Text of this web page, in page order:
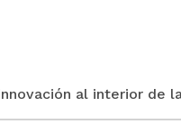
al interior de